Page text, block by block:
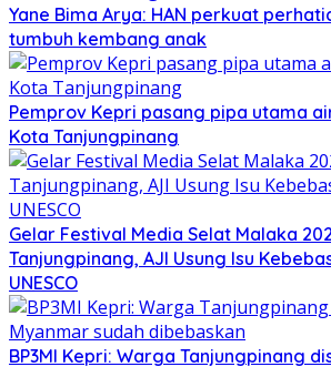
Yane Bima Arya: HAN perkuat
tumbuh kembang anak
Pemprov Kepri pasang pipa utama
Kota Tanjungpinang
Gelar Festival Media Selat Malaka
Tanjungpinang, AJI Usung Isu
UNESCO
BP3MI Kepri: Warga Tanjungpinang